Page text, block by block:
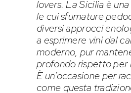
lovers. La Sicilia è
le cui sfumature
diversi approcci
a esprimere vini dal
moderno, pur
profondo rispetto per
È un’occasione per
come questa